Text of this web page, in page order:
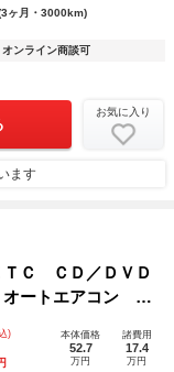
ヶ月・3000km)
オンライン商談可
お気に入り
ます
Ｃ ＣＤ／ＤＶＤ
ートエアコン シ
レベライザー ホ
止装
) 本体価格
52.7
万円
諸費用
17.4
万円